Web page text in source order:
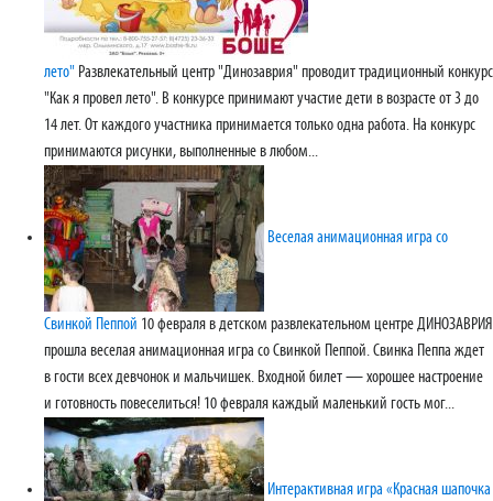
лето" Развлекательный центр "Динозаврия" проводит традиционный конкурс
"Как я провел лето". В конкурсе принимают участие дети в возрасте от 3 до
14 лет. От каждого участника принимается только одна работа. На конкурс
принимаются рисунки, выполненные в любом...
Веселая анимационная игра со
Свинкой Пеппой 10 февраля в детском развлекательном центре ДИНОЗАВРИЯ
прошла веселая анимационная игра со Свинкой Пеппой. Свинка Пеппа ждет
в гости всех девчонок и мальчишек. Входной билет — хорошее настроение
и готовность повеселиться! 10 февраля каждый маленький гость мог...
Интерактивная игра «Красная шапочка